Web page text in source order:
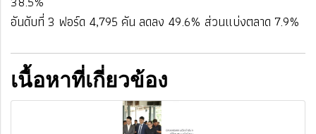
อันดับที่ 3 ฟอร์ด​ 4,795 คัน ​ลดลง 49.6%​​ ส่วนแบ่งตลาด 7.9%
เนื้อหาที่เกี่ยวข้อง